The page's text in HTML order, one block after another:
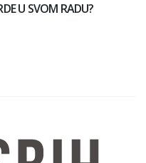
U SVOM RADU?